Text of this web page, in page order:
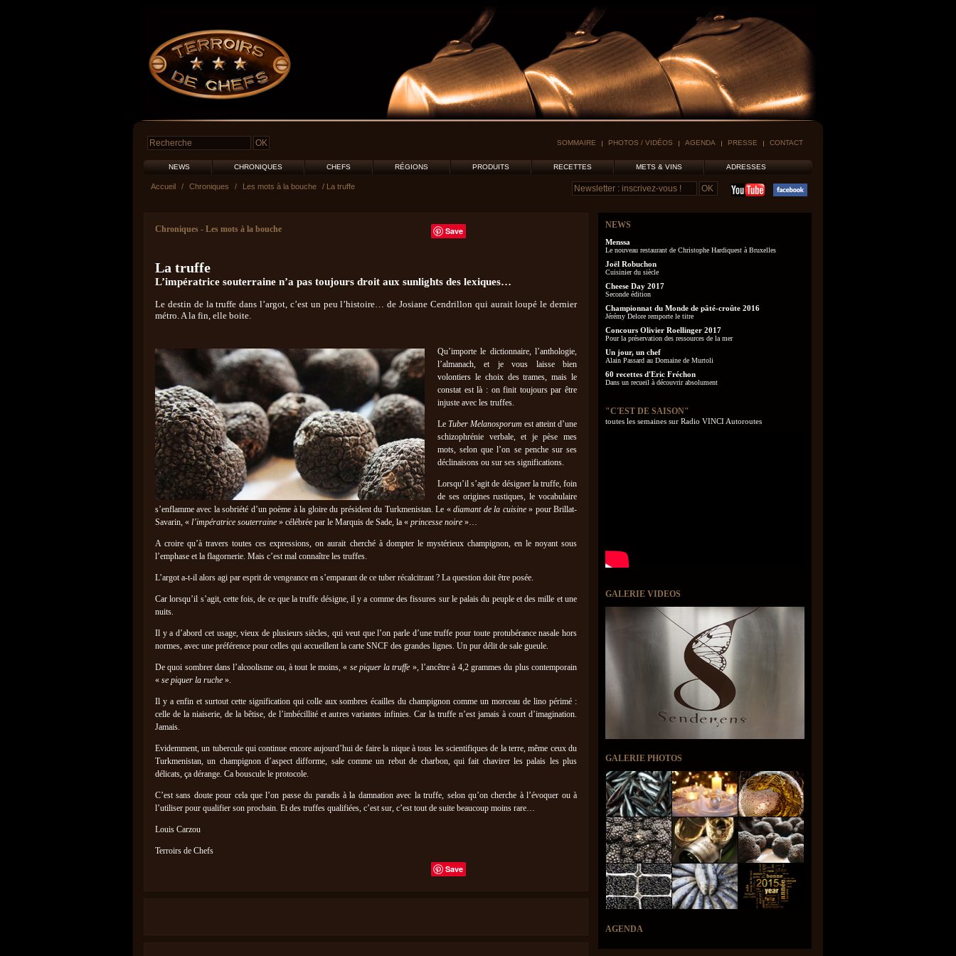
SOMMAIRE PHOTOS / VIDÉOS AGENDA PRESSE CONTACT
NEWS CHRONIQUES CHEFS RÉGIONS PRODUITS RECETTES METS & VINS ADRESSES
Accueil / Chroniques / Les mots à la bouche / La truffe
Save
Chroniques - Les mots à la bouche
La truffe
L’impératrice souterraine n’a pas toujours droit aux sunlights des lexiques…
Le destin de la truffe dans l’argot, c’est un peu l’histoire… de Josiane Cendrillon qui aurait loupé le dernier
métro. A la fin, elle boite.
Qu’importe le dictionnaire, l’anthologie,
l’almanach, et je vous laisse bien
volontiers le choix des trames, mais le
constat est là : on finit toujours par être
injuste avec les truffes.
Le Tuber Melanosporum est atteint d’une
schizophrénie verbale, et je pèse mes
mots, selon que l’on se penche sur ses
déclinaisons ou sur ses significations.
Lorsqu’il s’agit de désigner la truffe, foin
de ses origines rustiques, le vocabulaire
s’enflamme avec la sobriété d’un poème à la gloire du président du Turkmenistan. Le «diamant de la cuisine» pour Brillat-
Savarin, « l’impératrice souterraine » célébrée par le Marquis de Sade, la « princesse noire »…
A croire qu’à travers toutes ces expressions, on aurait cherché à dompter le mystérieux champignon, en le noyant sous
l’emphase et la flagornerie. Mais c’est mal connaître les truffes.
L’argot a-t-il alors agi par esprit de vengeance en s’emparant de ce tuber récalcitrant ? La question doit être posée.
Car lorsqu’il s’agit, cette fois, de ce que la truffe désigne, il y a comme des fissures sur le palais du peuple et des mille et une
nuits.
Il y a d’abord cet usage, vieux de plusieurs siècles, qui veut que l’on parle d’une truffe pour toute protubérance nasale hors
normes, avec une préférence pour celles qui accueillent la carte SNCF des grandes lignes. Un pur délit de sale gueule.
De quoi sombrer dans l’alcoolisme ou, à tout le moins, « se piquer la truffe », l’ancêtre à 4,2 grammes du plus contemporain
« se piquer la ruche ».
Il y a enfin et surtout cette signification qui colle aux sombres écailles du champignon comme un morceau de lino périmé :
celle de la niaiserie, de la bêtise, de l’imbécillité et autres variantes infinies. Car la truffe n’est jamais à court d’imagination.
Jamais.
Evidemment, un tubercule qui continue encore aujourd’hui de faire la nique à tous les scientifiques de la terre, même ceux du
Turkmenistan, un champignon d’aspect difforme, sale comme un rebut de charbon, qui fait chavirer les palais les plus
délicats, ça dérange. Ca bouscule le protocole.
C’est sans doute pour cela que l’on passe du paradis à la damnation avec la truffe, selon qu’on cherche à l’évoquer ou à
l’utiliser pour qualifier son prochain. Et des truffes qualifiées, c’est sur, c’est tout de suite beaucoup moins rare…
Louis Carzou
Terroirs de Chefs
Save
NEWS
Menssa
Le nouveau restaurant de Christophe Hardiquest à Bruxelles
Joël Robuchon
Cuisinier du siècle
Cheese Day 2017
Seconde édition
Championnat du Monde de pâté-croûte 2016
Jérémy Delore remporte le titre
Concours Olivier Roellinger 2017
Pour la préservation des ressources de la mer
Un jour, un chef
Alain Passard au Domaine de Murtoli
60 recettes d'Eric Fréchon
Dans un recueil à découvrir absolument
"C'EST DE SAISON"
toutes les semaines sur Radio VINCI Autoroutes
GALERIE VIDEOS
GALERIE PHOTOS
AGENDA